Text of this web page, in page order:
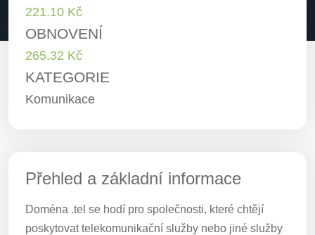
221.10 Kč
OBNOVENÍ
265.32 Kč
KATEGORIE
Komunikace
Přehled a základní informace
Doména .tel se hodí pro společnosti, které chtějí
poskytovat telekomunikační služby nebo jiné služby